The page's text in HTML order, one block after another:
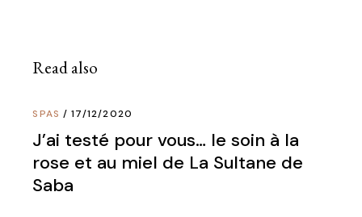
Read also
SPAS 17/12/2020
J’ai testé pour vous… le soin à la
rose et au miel de La Sultane de
Saba